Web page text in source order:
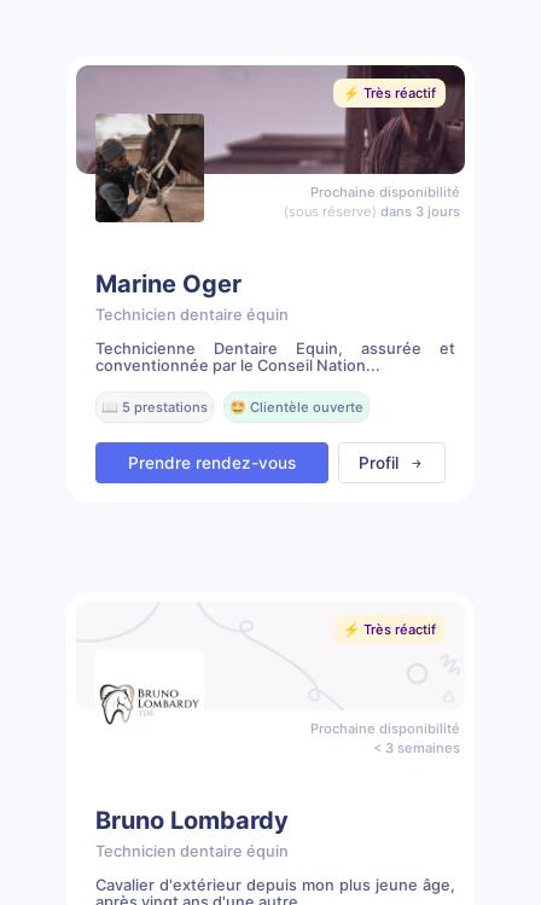
⚡️ Très réactif
Prochaine disponibilité
(sous réserve) dans 3 jours
Marine Oger
Technicien dentaire équin
Technicienne Dentaire Equin, assurée et
conventionnée par le Conseil Nation...
📖 5 prestations 🤩 Clientèle ouverte
Prendre rendez-vous Profil
⚡️ Très réactif
Prochaine disponibilité
< 3 semaines
Bruno Lombardy
Technicien dentaire équin
Cavalier d'extérieur depuis mon plus jeune âge,